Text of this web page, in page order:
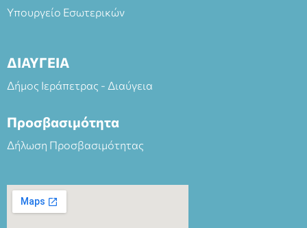
Υπουργείο Εσωτερικών
ΔΙΑΥΓΕΙΑ
Δήμος Ιεράπετρας - Διαύγεια
Προσβασιμότητα
Δήλωση Προσβασιμότητας